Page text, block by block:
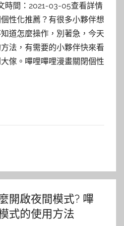
時間：2021-03-05查看詳情
性化推薦？有很多小夥伴想
道怎麼操作，別著急，今天
法，有需要的小夥伴快來看
傢。嗶哩嗶哩漫畫關閉個性
開啟夜間模式? 嗶
式的使用方法